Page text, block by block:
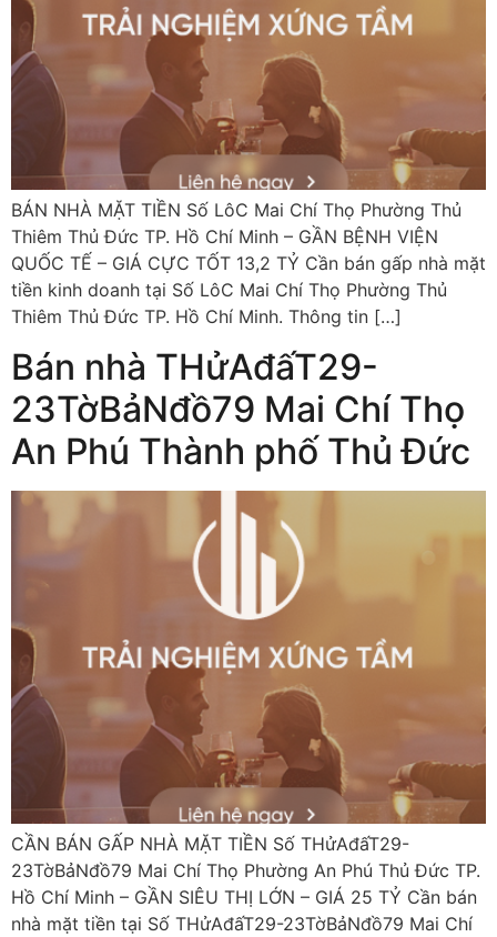
BÁN NHÀ MẶT TIỀN Số LôC Mai Chí Thọ Phường Thủ
Thiêm Thủ Đức TP. Hồ Chí Minh – GẦN BỆNH VIỆN
QUỐC TẾ – GIÁ CỰC TỐT 13,2 TỶ Cần bán gấp nhà mặt
tiền kinh doanh tại Số LôC Mai Chí Thọ Phường Thủ
Thiêm Thủ Đức TP. Hồ Chí Minh. Thông tin […]
Bán nhà THửAđấT29-
23TờBảNđồ79 Mai Chí Thọ
An Phú Thành phố Thủ Đức
CẦN BÁN GẤP NHÀ MẶT TIỀN Số THửAđấT29-
23TờBảNđồ79 Mai Chí Thọ Phường An Phú Thủ Đức TP.
Hồ Chí Minh – GẦN SIÊU THỊ LỚN – GIÁ 25 TỶ Cần bán
nhà mặt tiền tại Số THửAđấT29-23TờBảNđồ79 Mai Chí